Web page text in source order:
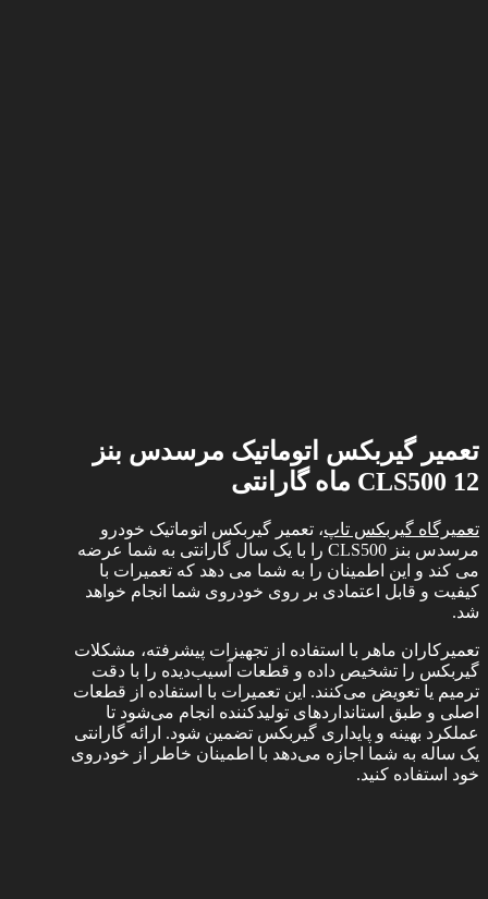
تعمیر گیربکس اتوماتیک مرسدس بنز
CLS500 12 ماه گارانتی
تعمیرگاه گیربکس تاپ، تعمیر گیربکس اتوماتیک خودرو
مرسدس بنز CLS500 را با یک سال گارانتی به شما عرضه
می کند و این اطمینان را به شما می دهد که تعمیرات با
کیفیت و قابل اعتمادی بر روی خودروی شما انجام خواهد
شد.
تعمیرکاران ماهر با استفاده از تجهیزات پیشرفته، مشکلات
گیربکس را تشخیص داده و قطعات آسیب‌دیده را با دقت
ترمیم یا تعویض می‌کنند. این تعمیرات با استفاده از قطعات
اصلی و طبق استانداردهای تولیدکننده انجام می‌شود تا
عملکرد بهینه و پایداری گیربکس تضمین شود. ارائه گارانتی
یک ساله به شما اجازه می‌دهد با اطمینان خاطر از خودروی
خود استفاده کنید.